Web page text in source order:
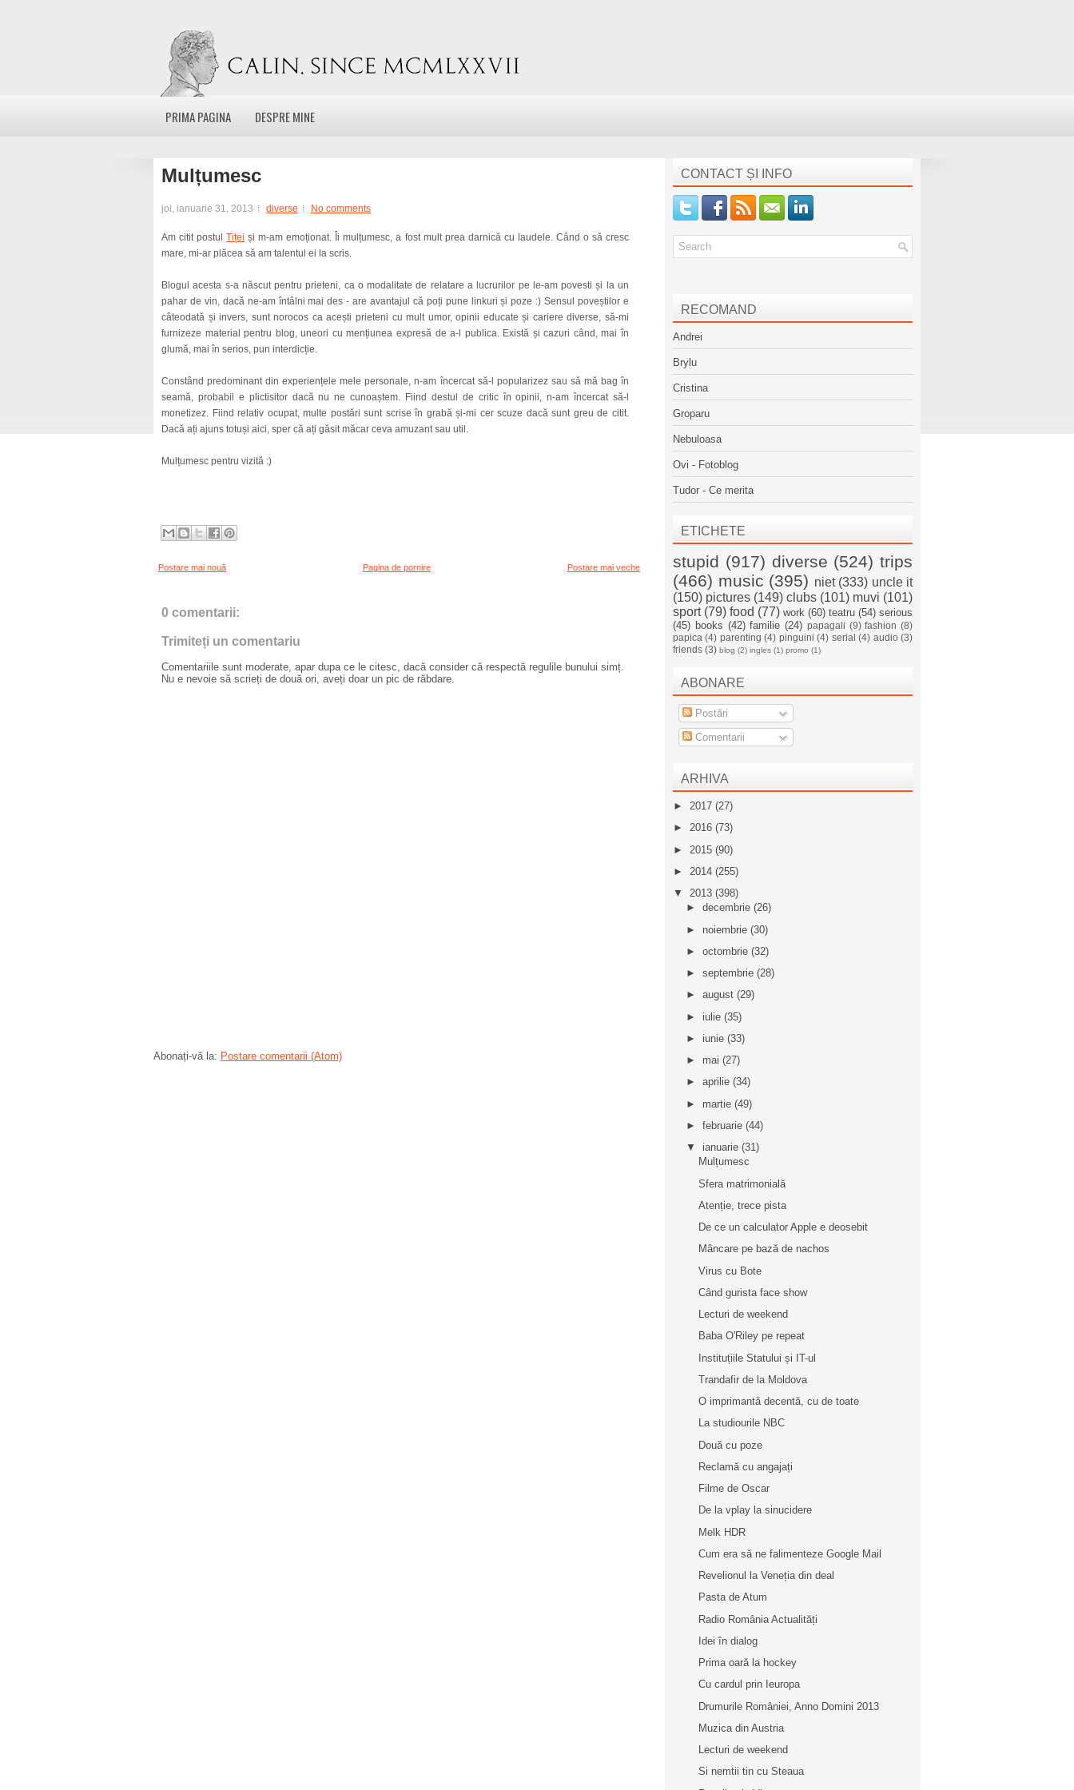
PRIMA PAGINA DESPRE MINE
Mulțumesc
joi, ianuarie 31, 2013 diverse No comments
Am citit postulTiței și m-am emoționat. Îi mulțumesc, a fost mult prea darnică cu laudele. Când o să cresc
mare, mi-ar plăcea să am talentul ei la scris.
Blogul acesta s-a născut pentru prieteni, ca o modalitate de relatare a lucrurilor pe le-am povesti și la un
pahar de vin, dacă ne-am întâlni mai des - are avantajul că poți pune linkuri și poze :) Sensul poveștilor e
câteodată și invers, sunt norocos ca acești prieteni cu mult umor, opinii educate și cariere diverse, să-mi
furnizeze material pentru blog, uneori cu mențiunea expresă de a-l publica. Există și cazuri când, mai în
glumă, mai în serios, pun interdicție.
Constând predominant din experiențele mele personale, n-am încercat să-l popularizez sau să mă bag în
seamă, probabil e plictisitor dacă nu ne cunoaștem. Fiind destul de critic în opinii, n-am încercat să-l
monetizez. Fiind relativ ocupat, multe postări sunt scrise în grabă și-mi cer scuze dacă sunt greu de citit.
Dacă ați ajuns totuși aici, sper că ați găsit măcar ceva amuzant sau util.
Mulțumesc pentru vizită :)
Postare mai nouă Postare mai veche
Pagina de pornire
0 comentarii:
Trimiteți un comentariu
Comentariile sunt moderate, apar dupa ce le citesc, dacă consider că respectă regulile bunului simț.
Nu e nevoie să scrieți de două ori, aveți doar un pic de răbdare.
Abonați-vă la: Postare comentarii (Atom)
CONTACT ȘI INFO
RECOMAND
Andrei
Brylu
Cristina
Groparu
Nebuloasa
Ovi - Fotoblog
Tudor - Ce merita
ETICHETE
stupid (917) diverse (524) trips
(466) music (395) niet (333) uncle it
(150) pictures (149) clubs (101) muvi (101)
sport (79) food (77) work (60) teatru (54) serious
(45) books (42) familie (24) papagali (9) fashion (8)
papica (4) parenting (4) pinguini (4) serial (4) audio (3)
friends (3) blog (2) ingles (1) promo (1)
ABONARE
Postări
Comentarii
ARHIVA
► 2017 (27)
► 2016 (73)
► 2015 (90)
► 2014 (255)
▼ 2013 (398)
► decembrie (26)
► noiembrie (30)
► octombrie (32)
► septembrie (28)
► august (29)
► iulie (35)
► iunie (33)
► mai (27)
► aprilie (34)
► martie (49)
► februarie (44)
▼ ianuarie (31)
Mulțumesc
Sfera matrimonială
Atenție, trece pista
De ce un calculator Apple e deosebit
Mâncare pe bază de nachos
Virus cu Bote
Când gurista face show
Lecturi de weekend
Baba O'Riley pe repeat
Instituțiile Statului și IT-ul
Trandafir de la Moldova
O imprimantă decentă, cu de toate
La studiourile NBC
Două cu poze
Reclamă cu angajați
Filme de Oscar
De la vplay la sinucidere
Melk HDR
Cum era să ne falimenteze Google Mail
Revelionul la Veneția din deal
Pasta de Atum
Radio România Actualități
Idei în dialog
Prima oară la hockey
Cu cardul prin Ieuropa
Drumurile României, Anno Domini 2013
Muzica din Austria
Lecturi de weekend
Si nemtii tin cu Steaua